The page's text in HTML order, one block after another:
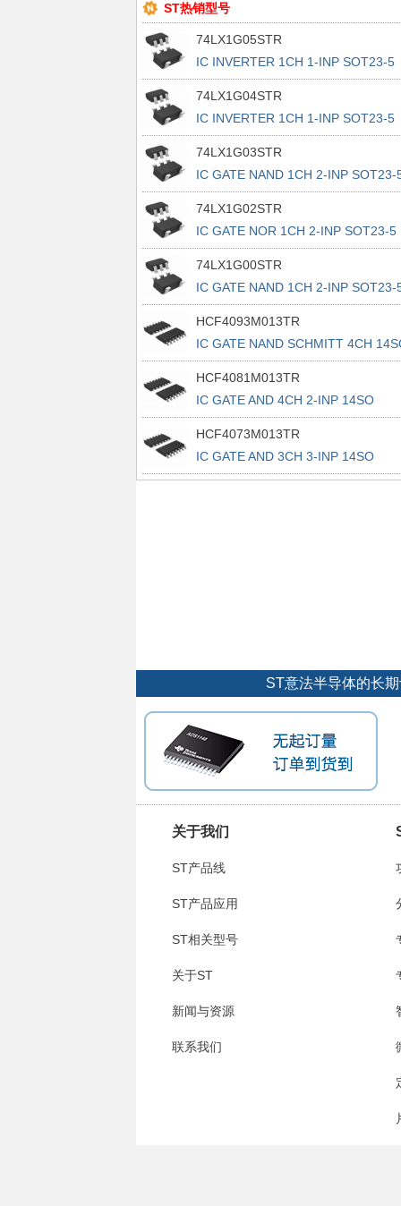
ST热销型号
74LX1G05STR
IC INVERTER 1CH 1-INP SOT23-5
74LX1G04STR
IC INVERTER 1CH 1-INP SOT23-5
74LX1G03STR
IC GATE NAND 1CH 2-INP SOT23-
74LX1G02STR
IC GATE NOR 1CH 2-INP SOT23-5
74LX1G00STR
IC GATE NAND 1CH 2-INP SOT23-
HCF4093M013TR
IC GATE NAND SCHMITT 4CH
HCF4081M013TR
IC GATE AND 4CH 2-INP 14SO
HCF4073M013TR
IC GATE AND 3CH 3-INP 14SO
ST意法半导体的长
关于我们
ST产品线
ST产品应用
ST相关型号
关于ST
新闻与资源
联系我们